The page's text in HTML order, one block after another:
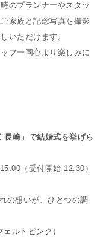
のプランナーやスタッ
家族と記念写真を撮影
いただけます。
フ一同心より楽しみに
崎」で結婚式を挙げら
（受付開始 12:30）
の想いが、ひとつの調
ルトピンク）